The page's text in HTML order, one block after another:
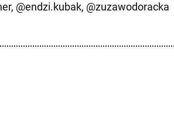
@endzi.kubak, @zuzawodoracka